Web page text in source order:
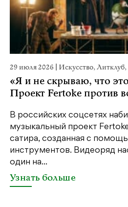
29 июля 2026 Искусство,Литклуб,
«Я и не скрываю, что
Проект Fertoke против
В российских соцсетях
музыкальный проект
сатира, созданная с
инструментов. Видеоряд
один на...
Узнать больше